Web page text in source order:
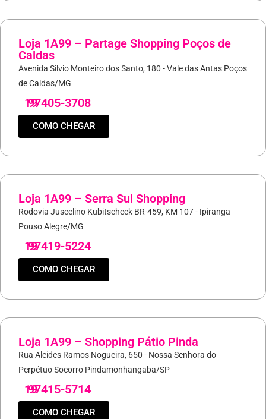
Loja 1A99 – Partage Shopping Poços de
Caldas
Avenida Silvio Monteiro dos Santo, 180 - Vale das Antas Poços
de Caldas/MG
19
97405-3708
COMO CHEGAR
Loja 1A99 – Serra Sul Shopping
Rodovia Juscelino Kubitscheck BR-459, KM 107 - Ipiranga
Pouso Alegre/MG
19
97419-5224
COMO CHEGAR
Loja 1A99 – Shopping Pátio Pinda
Rua Alcides Ramos Nogueira, 650 - Nossa Senhora do
Perpétuo Socorro Pindamonhangaba/SP
19
97415-5714
COMO CHEGAR